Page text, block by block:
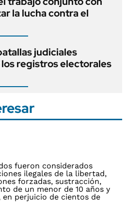
la lucha contra el
judiciales
registros electorales